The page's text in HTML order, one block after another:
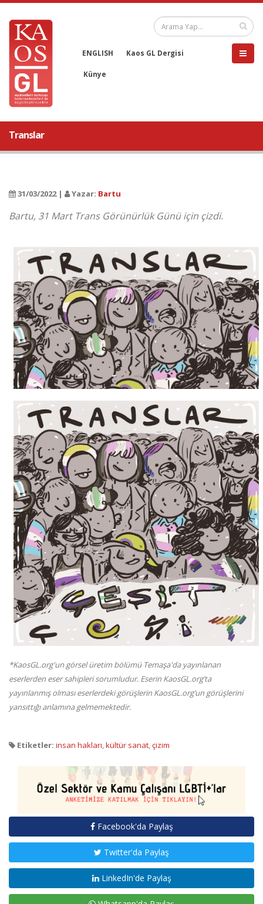
ENGLISH Kaos GL Dergisi
Künye
Translar
31/03/2022 | Yazar: Bartu
Bartu, 31 Mart Trans Görünürlük Günü için çizdi.
*KaosGL.org'un görsel üretim bölümü Temaşa'da yayınlanan
eserlerden eser sahipleri sorumludur. Eserin KaosGL.org’ta
yayınlanmış olması eserlerdeki görüşlerin KaosGL.org’un görüşlerini
yansıttığı anlamına gelmemektedir.
Etiketler: insan hakları,kültür sanat,çizim
Facebook'da Paylaş
Twitter'da Paylaş
LinkedIn'de Paylaş